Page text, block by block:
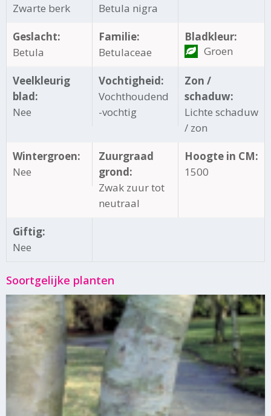
Zwarte berk
Betula nigra
Geslacht:
Betula
Familie:
Betulaceae
Bladkleur:
Groen
Veelkleurig
blad:
Nee
Vochtigheid:
Vochthoudend
-vochtig
Zon /
schaduw:
Lichte schaduw
/ zon
Wintergroen:
Nee
Zuurgraad
grond:
Zwak zuur tot
neutraal
Hoogte in CM:
1500
Giftig:
Nee
Soortgelijke planten